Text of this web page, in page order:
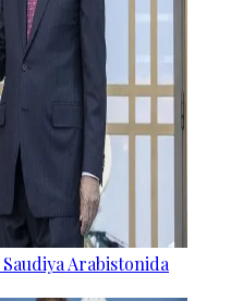
Arabistonida